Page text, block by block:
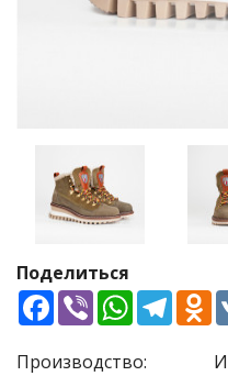
Поделиться
Facebook
ViberWhatsApp
Производство: